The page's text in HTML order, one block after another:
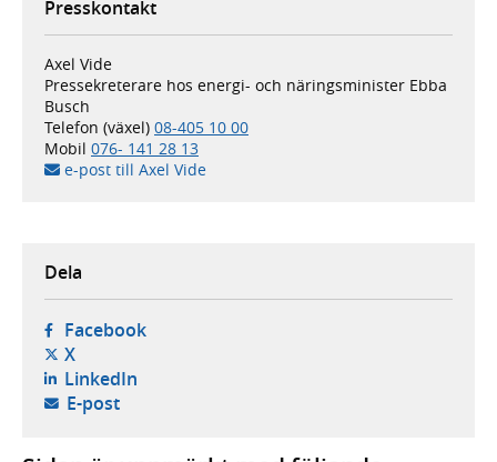
Presskontakt
Axel Vide
Pressekreterare hos energi- och näringsminister Ebba
Busch
Telefon (växel) 08-405 10 00
Mobil 076- 141 28 13
e-post till Axel Vide
Dela
Facebook- öppnas i ny flik, extern webbplats,
X- öppnas i ny flik, extern webbplats,
LinkedIn- öppnas i ny flik, extern webbplats,
E-post- öppnar din e-postklient,